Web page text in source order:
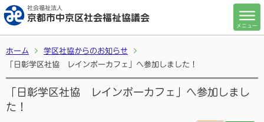
社会福祉法人
京都市中京区社会福祉協議会
メニュー
ホーム
学区社協からのお知らせ
「日彰学区社協 レインボーカフェ」へ参加しました！
「日彰学区社協 レインボーカフェ」へ参加しまし
た！